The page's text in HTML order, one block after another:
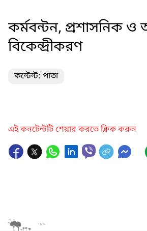
কর্মবন্টন, প্রশাসনিক ও
বিকেন্দ্রীকরণ
কন্টেন্ট: পাতা
এই কনটেন্টটি শেয়ার করতে ক্লিক করুন